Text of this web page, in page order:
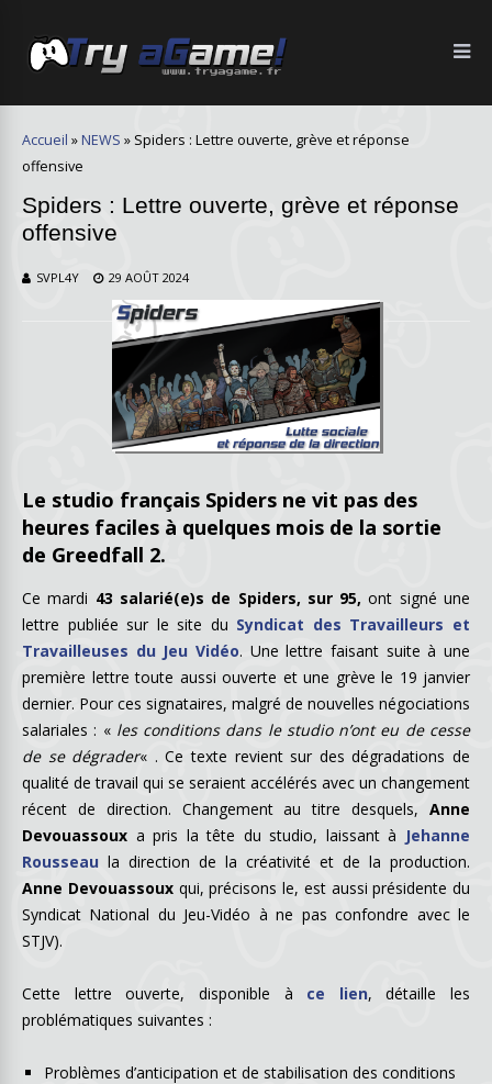
Accueil » NEWS » Spiders : Lettre ouverte, grève et réponse
offensive
Spiders : Lettre ouverte, grève et réponse
offensive
SVPL4Y 29 AOÛT 2024
Le studio français Spiders ne vit pas des
heures faciles à quelques mois de la sortie
de Greedfall 2.
Ce mardi 43 salarié(e)s de Spiders, sur 95, ont signé une
lettre publiée sur le site du Syndicat des Travailleurs et
Travailleuses du Jeu Vidéo. Une lettre faisant suite à une
première lettre toute aussi ouverte et une grève le 19 janvier
dernier. Pour ces signataires, malgré de nouvelles négociations
salariales : « les conditions dans le studio n’ont eu de cesse
de se dégrader« . Ce texte revient sur des dégradations de
qualité de travail qui se seraient accélérés avec un changement
récent de direction. Changement au titre desquels, Anne
Devouassoux a pris la tête du studio, laissant à Jehanne
Rousseau la direction de la créativité et de la production.
Anne Devouassoux qui, précisons le, est aussi présidente du
Syndicat National du Jeu-Vidéo à ne pas confondre avec le
STJV).
Cette lettre ouverte, disponible à ce lien, détaille les
problématiques suivantes :
Problèmes d’anticipation et de stabilisation des conditions